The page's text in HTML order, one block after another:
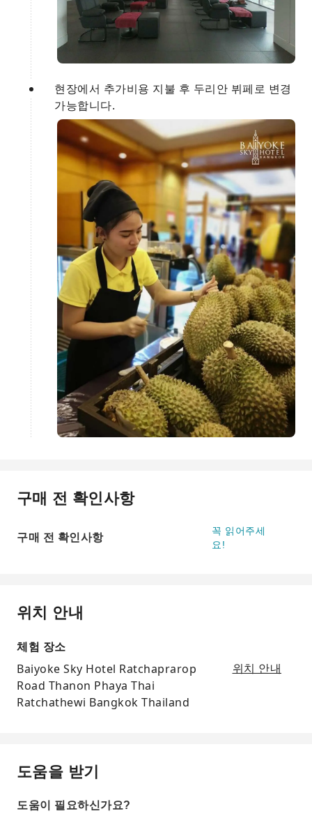
현장에서 추가비용 지불 후 두리안 뷔페로 변경
가능합니다.
구매 전 확인사항
구매 전 확인사항
꼭 읽어주세
요!
위치 안내
체험 장소
Baiyoke Sky Hotel Ratchaprarop
Road Thanon Phaya Thai
Ratchathewi Bangkok Thailand
위치 안내
도움을 받기
도움이 필요하신가요?